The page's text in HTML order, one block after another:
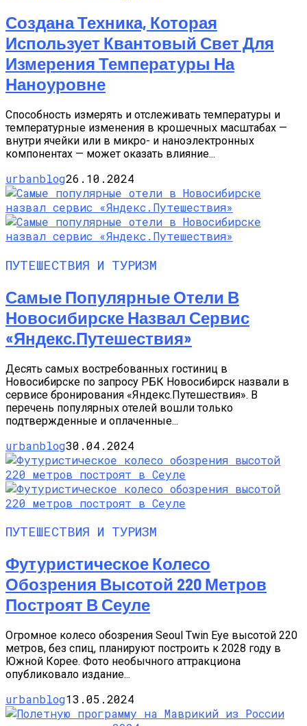
Создана Техника, Которая
Использует Квантовый Свет Для
Измерения Температуры На
Наноуровне
Способность измерять и отслеживать температуры и
температурные изменения в крошечных масштабах —
внутри ячейки или в микро- и наноэлектронных
компонентах — может оказать влияние...
urbanblog26.10.2024
ПУТЕШЕСТВИЯ И ТУРИЗМ
Самые Популярные Отели В
Новосибирске Назвал Сервис
«Яндекс.Путешествия»
Десять самых востребованных гостиниц в
Новосибирске по запросу РБК Новосибирск назвали в
сервисе бронирования «Яндекс.Путешествия». В
перечень популярных отелей вошли только
подтвержденные и оплаченные...
urbanblog30.04.2024
ПУТЕШЕСТВИЯ И ТУРИЗМ
Футуристическое Колесо
Обозрения Высотой 220 Метров
Построят В Сеуле
Огромное колесо обозрения Seoul Twin Eye высотой 220
метров, без спиц, планируют построить к 2028 году в
Южной Корее. Фото необычного аттракциона
опубликовало издание...
urbanblog13.05.2024